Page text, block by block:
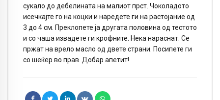
сукало до дебелината на малиот прст. Чоколадото
исечкајте го на коцки и наредете ги на растојание од
3 до 4 см. Преклопете ја другата половина од тестото
и со чаша извадете ги крофните. Нека нараснат. Се
пржат на врело масло од двете страни. Посипете ги
со шеќер во прав. Добар апетит!